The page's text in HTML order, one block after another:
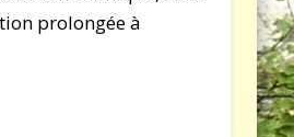
prolongée à